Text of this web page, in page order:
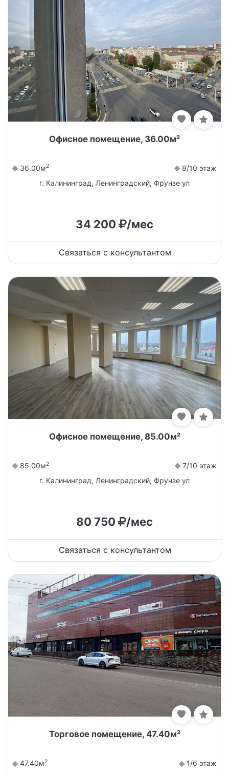
Офисное помещение, 36.00м²
36.00м2
8/10 этаж
г. Калининград, Ленинградский, Фрунзе ул
34 200 /мес
Связаться с консультантом
Офисное помещение, 85.00м²
85.00м2
7/10 этаж
г. Калининград, Ленинградский, Фрунзе ул
80 750 /мес
Связаться с консультантом
Торговое помещение, 47.40м²
47.40м2
1/6 этаж